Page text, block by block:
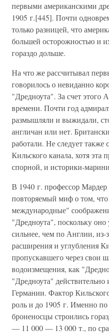
первыми американскими
1905 г.[445]. Почти
только разницей, что
большей осторожностью и
гораздо дольше.
На что же рассчитывал
говорилось о невиданно
"Дредноута". За счет этого
времени. Почти год
размышляли и выжидали,
англичан или нет.
работали. Не следует также
Кильского канала, хотя эта
спорной, и историки-
В 1940 г. профессор
повторяемый миф о том, что
международные"
"Дредноута", поскольку
сильнее, чем по Англии, из-
расширения и углубления
пропускавшего через свои
водоизмещения, как
"Дредноута" действительно
Германии. Фактор
роль и до 1905 г. Именно
броненосцы строились
— 11 000 — 13 000 т., по